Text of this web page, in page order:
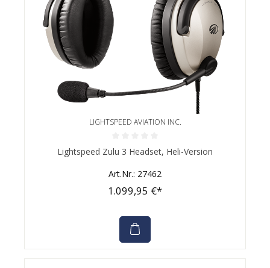
LIGHTSPEED AVIATION INC.
Durchschnittliche Bewertung von 0 von 5 Sternen
Lightspeed Zulu 3 Headset, Heli-Version
Art.Nr.: 27462
1.099,95 €*